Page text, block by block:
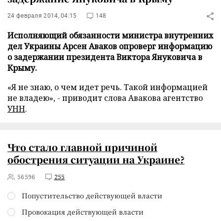
24 февраля 2014, 04:15 148
Исполняющий обязанности министра внутренних
дел Украины Арсен Аваков опроверг информацию
о задержании президента Виктора Януковича в
Крыму.
«Я не знаю, о чем идет речь. Такой информацией
не владею», - приводит слова Авакова агентство
УНН.
Что стало главной причиной
обострения ситуации на Украине?
56596 255
Попустительство действующей власти
Провокация действующей власти